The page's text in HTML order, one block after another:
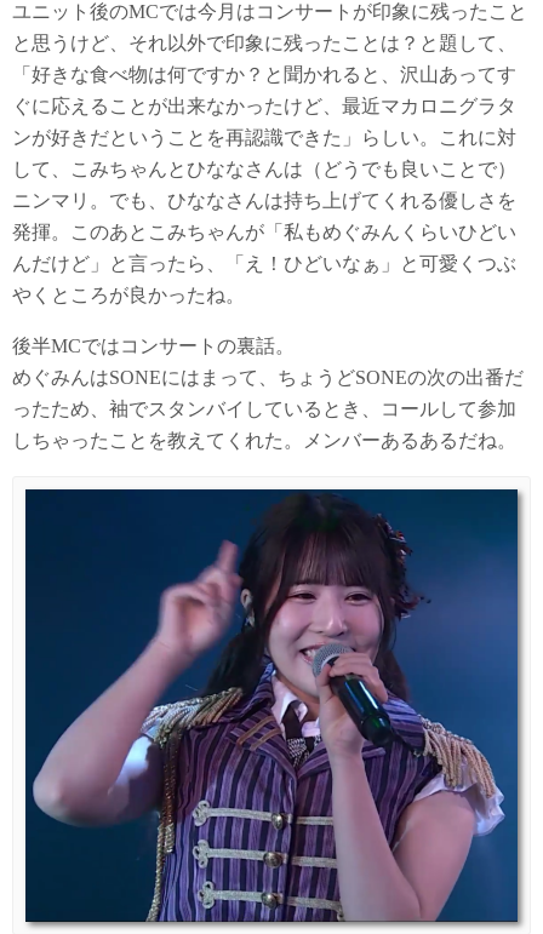
ユニット後のMCでは今月はコンサートが印象に残ったこと
と思うけど、それ以外で印象に残ったことは？と題して、
「好きな食べ物は何ですか？と聞かれると、沢山あってす
ぐに応えることが出来なかったけど、最近マカロニグラタ
ンが好きだということを再認識できた」らしい。これに対
して、こみちゃんとひななさんは（どうでも良いことで）
ニンマリ。でも、ひななさんは持ち上げてくれる優しさを
発揮。このあとこみちゃんが「私もめぐみんくらいひどい
んだけど」と言ったら、「え！ひどいなぁ」と可愛くつぶ
やくところが良かったね。
後半MCではコンサートの裏話。
めぐみんはSONEにはまって、ちょうどSONEの次の出番だ
ったため、袖でスタンバイしているとき、コールして参加
しちゃったことを教えてくれた。メンバーあるあるだね。